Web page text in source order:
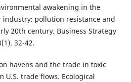
awakening in the
pollution resistance and
20th century. Business Strategy
32-42.
havens and the trade in toxic
U.S. trade flows. Ecological